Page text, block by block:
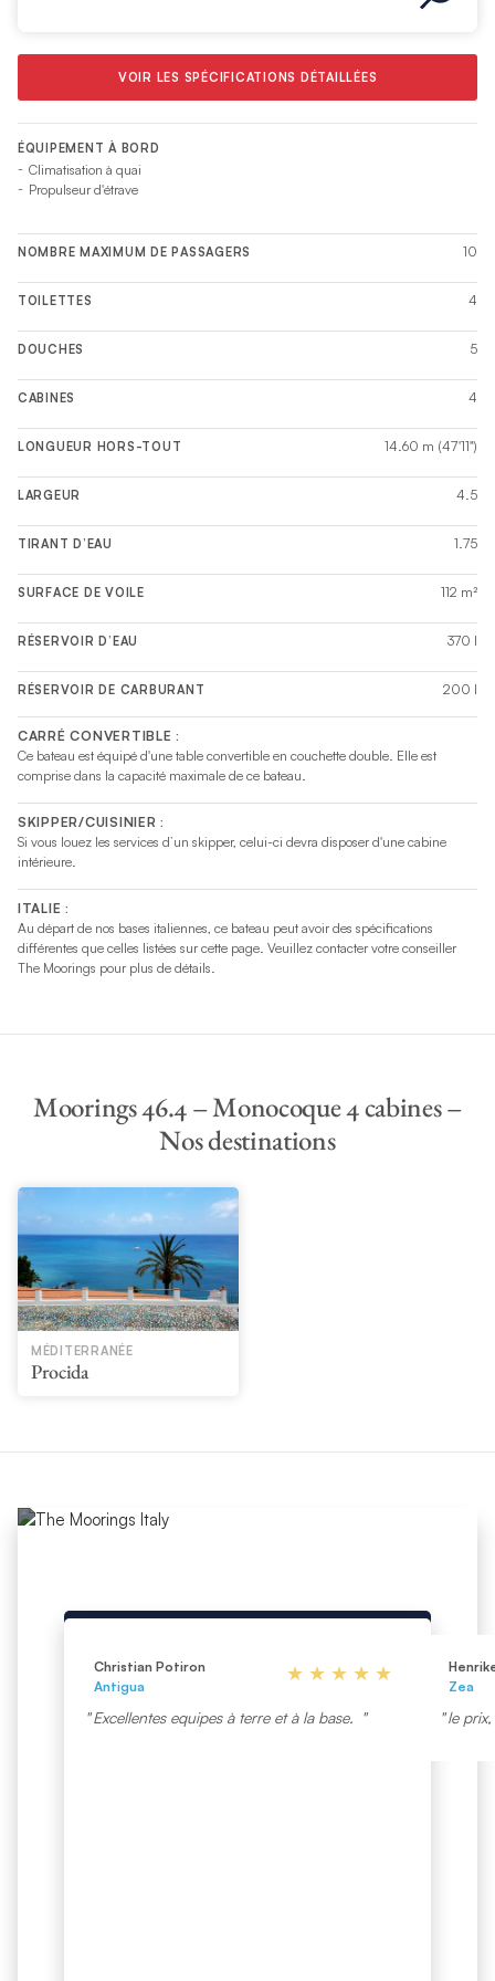
VOIR LES SPÉCIFICATIONS DÉTAILLÉES
ÉQUIPEMENT À BORD
Climatisation à quai
Propulseur d'étrave
NOMBRE MAXIMUM DE PASSAGERS 10
TOILETTES 4
DOUCHES 5
CABINES 4
LONGUEUR HORS-TOUT 14.60 m (47'11")
LARGEUR 4.5
TIRANT D’EAU 1.75
SURFACE DE VOILE 112 m²
RÉSERVOIR D’EAU 370 l
RÉSERVOIR DE CARBURANT 200 l
CARRÉ CONVERTIBLE :
Ce bateau est équipé d'une table convertible en couchette double. Elle est
comprise dans la capacité maximale de ce bateau.
SKIPPER/CUISINIER :
Si vous louez les services d’un skipper, celui-ci devra disposer d'une cabine
intérieure.
ITALIE :
Au départ de nos bases italiennes, ce bateau peut avoir des spécifications
différentes que celles listées sur cette page. Veuillez contacter votre conseiller
The Moorings pour plus de détails.
Moorings 46.4 – Monocoque 4 cabines –
Nos destinations
MÉDITERRANÉE
Procida
Christian Potiron
Antigua
Excellentes equipes à terre et à la base.
Zea
le